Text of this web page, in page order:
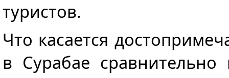
туристов.
Что касается
в Сурабае